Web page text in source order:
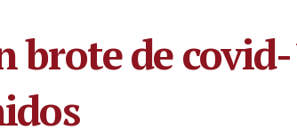
brote de